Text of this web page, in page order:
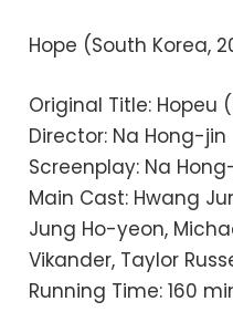
Hope (South Korea,
Original Title: Hopeu
Director: Na Hong-jin
Screenplay: Na
Main Cast: Hwang
Jung Ho-yeon,
Vikander, Taylor
Running Time: 160